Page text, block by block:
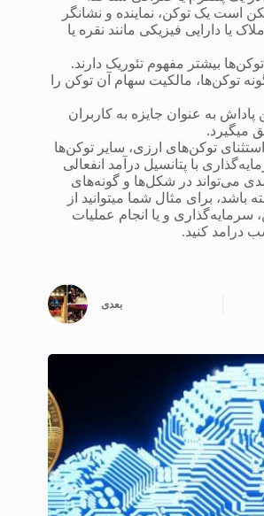
است یک توکن، نماینده و نشانگر
یا دارایی فیزیکی مانند نقره یا
بیشتر مفهوم تئوریک دارند.
توکن‌ها، مالکیت سهام آن توکن را
به عنوان جایزه به کاربران
میگیرد.
توکن‌های ارزی، سایر توکن‌ها
با پتانسیل درآمد انفعالی
می‌تواند در شکل‌ها و گونه‌های
باشد، برای مثال شما میتوانید از
سرمایه‌گذاری و یا انجام عملیات
درامد کنید.
بعدی